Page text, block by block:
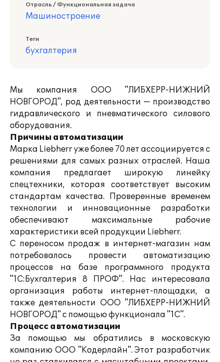
Отрасль / Функциональная задача
Машиностроение
Теги
бухгалтерия
Мы компания ООО "ЛИБХЕРР-НИЖНИЙ
НОВГОРОД", род деятельности — производство
гидравлического и пневматического силового
оборудования.
Причины автоматизации
Марка Liebherr уже более 70 лет ассоциируется с
решениями для самых разных отраслей. Наша
компания предлагает широкую линейку
спецтехники, которая соответствует высоким
стандартам качества. Проверенные временем
технологии и инновационные разработки
обеспечивают максимальные рабочие
характеристики всей продукции Liebherr.
С переносом продаж в интернет-магазин нам
потребовалось провести автоматизацию
процессов на базе программного продукта
"1С:Бухгалтерия 8 ПРОФ". Нас интересовала
организация работы интернет-площадки, а
также деятельности ООО "ЛИБХЕРР-НИЖНИЙ
НОВГОРОД" с помощью функционала "1С".
Процесс автоматизации
За помощью мы обратились в московскую
компанию ООО "Кодерлайн". Этот разработчик